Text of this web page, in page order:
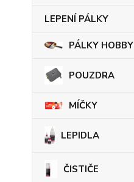
LEPENÍ PÁLKY
PÁLKY HOBBY
POUZDRA
MÍČKY
LEPIDLA
ČISTIČE